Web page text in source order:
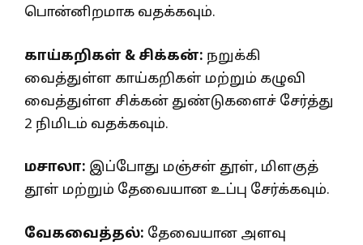
பொன்னிறமாக வதக்கவும்.
காய்கறிகள் & சிக்கன்: நறுக்கி
வைத்துள்ள காய்கறிகள் மற்றும் கழுவி
வைத்துள்ள சிக்கன் துண்டுகளைச் சேர்த்து
2 நிமிடம் வதக்கவும்.
மசாலா: இப்போது மஞ்சள் தூள், மிளகுத்
தூள் மற்றும் தேவையான உப்பு சேர்க்கவும்.
வேகவைத்தல்: தேவையான அளவு